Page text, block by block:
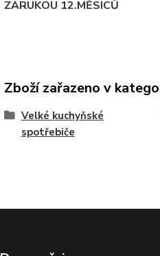
ZÁRUKOU 12.MĚSÍCŮ
Zboží zařazeno v
Velké kuchyňské
spotřebiče